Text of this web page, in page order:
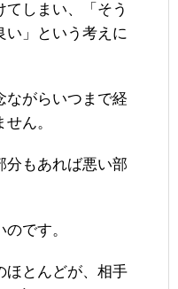
しまい、「そう
い」という考えに
ながらいつまで経
ん。
分もあれば悪い部
です。
ほとんどが、相手